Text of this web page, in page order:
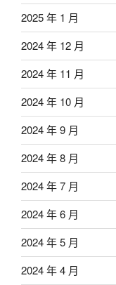
2025 年 1 月
2024 年 12 月
2024 年 11 月
2024 年 10 月
2024 年 9 月
2024 年 8 月
2024 年 7 月
2024 年 6 月
2024 年 5 月
2024 年 4 月